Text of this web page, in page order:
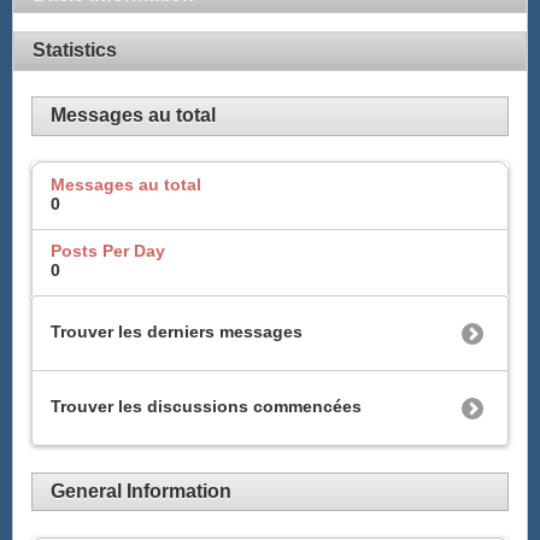
Statistics
Messages au total
Messages au total
0
Posts Per Day
0
Trouver les derniers messages
Trouver les discussions commencées
General Information